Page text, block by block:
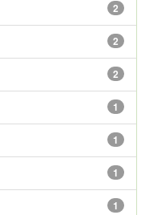
2
2
2
1
1
1
1